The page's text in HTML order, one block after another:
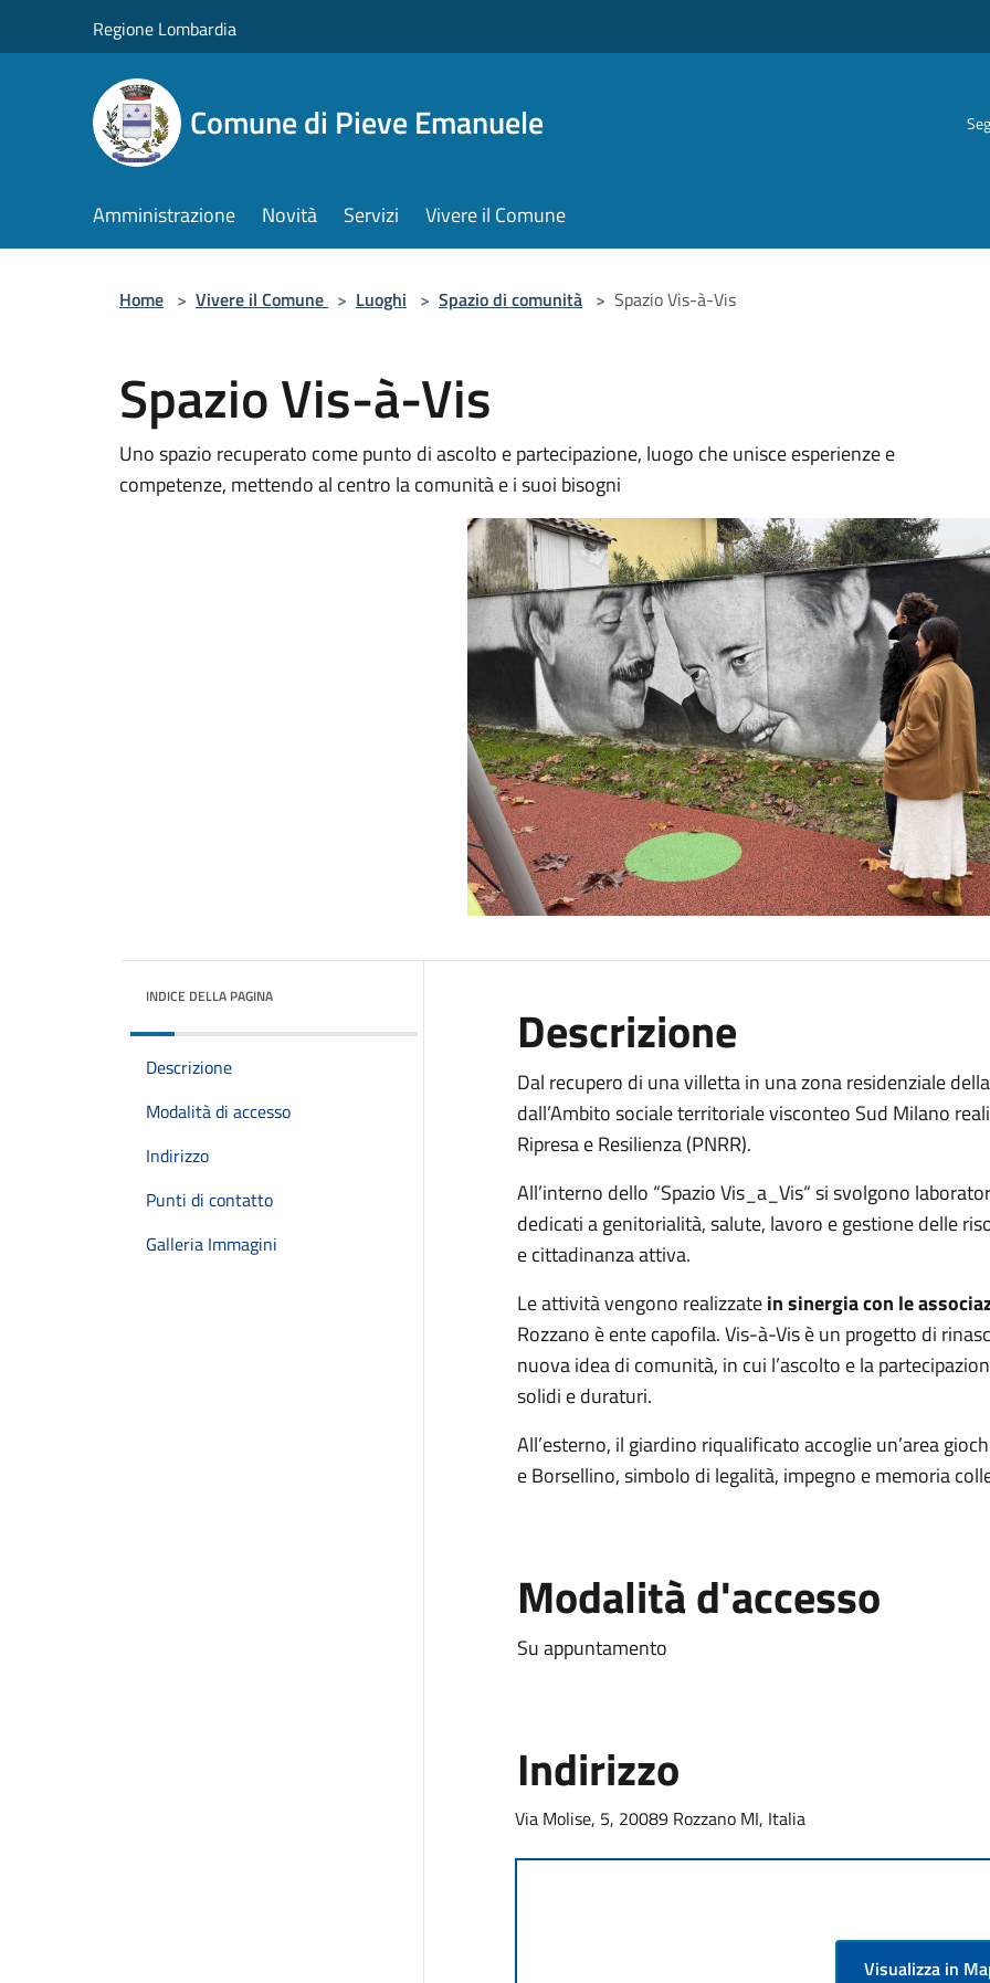
Regione Lombardia
Comune di Pieve Emanuele
Amministrazione Novità Servizi Vivere il Comune
Home > Vivere il Comune > Luoghi > Spazio di comunità > Spazio Vis-à-Vis
Spazio Vis-à-Vis
Uno spazio recuperato come punto di ascolto e partecipazione, luogo che unisce esperienze e
competenze, mettendo al centro la comunità e i suoi bisogni
INDICE DELLA PAGINA
Descrizione
Modalità di accesso
Indirizzo
Punti di contatto
Galleria Immagini
Descrizione
Dal recupero di una villetta in una zona residenziale
dall’Ambito sociale territoriale visconteo Sud Milano
Ripresa e Resilienza (PNRR).
All’interno dello “Spazio Vis_a_Vis“ si svolgono
dedicati a genitorialità, salute, lavoro e gestione delle
e cittadinanza attiva.
Le attività vengono realizzatein sinergia con le
Rozzano è ente capofila. Vis-à-Vis è un progetto di
nuova idea di comunità, in cui l’ascolto e la
solidi e duraturi.
All’esterno, il giardino riqualificato accoglie un’area
e Borsellino, simbolo di legalità, impegno e memoria
Modalità d'accesso
Su appuntamento
Indirizzo
Via Molise, 5, 20089 Rozzano MI, Italia
Visualizza in